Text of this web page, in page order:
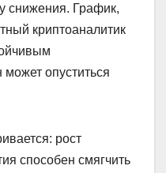
снижения. График,
криптоаналитик
опуститься
рост
способен смягчить